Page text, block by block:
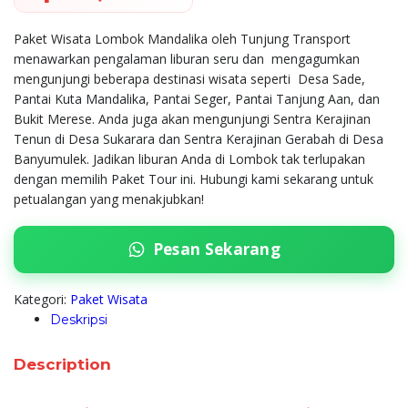
Paket Wisata Lombok Mandalika oleh Tunjung Transport
menawarkan pengalaman liburan seru dan mengagumkan
mengunjungi beberapa destinasi wisata seperti Desa Sade,
Pantai Kuta Mandalika, Pantai Seger, Pantai Tanjung Aan, dan
Bukit Merese. Anda juga akan mengunjungi Sentra Kerajinan
Tenun di Desa Sukarara dan Sentra Kerajinan Gerabah di Desa
Banyumulek. Jadikan liburan Anda di Lombok tak terlupakan
dengan memilih Paket Tour ini. Hubungi kami sekarang untuk
petualangan yang menakjubkan!
Pesan Sekarang
Kategori: Paket Wisata
Deskripsi
Description